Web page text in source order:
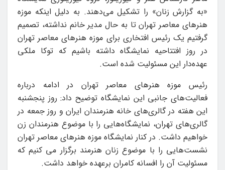
«به گزارش زنان» را تشکیل می‌دهند. به دلیل اینکه موزه
هنرهای معاصر تهران تا به حال مدیر خانم نداشته، تصمیم
گرفتیم یک رئیس افتخاری برای موزه هنرهای معاصر تهران
در روز افتتاحیه نمایشگاه داشته باشیم که توکا ملکی
عهده‌دار این مسئولیت شده است.
رئیس موزه هنرهای معاصر تهران در ادامه درباره
فعالیت‌های جانبی این نمایشگاه توضیح داد: روز پنجشنبه
این هفته در گالری‌های خانه هنرمندان ایران و روز جمعه در
گالری‌های تهران، نمایشگاه‌هایی را با موضوع هنرمندان زن
خواهیم داشت. در کنار نمایشگاه موزه هنرهای معاصر تهران
نشست‌هایی را با موضوع زنان هنرمند برگزار می کنیم که
مسئولیت آن را افسانه کامران برعهده خواهد داشت.